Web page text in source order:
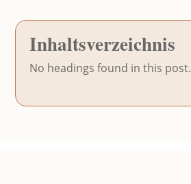
Inhaltsverzeichnis
No headings found in this post.